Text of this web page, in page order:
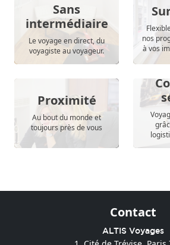
Sans
intermédiaire
Le voyage en direct, du
voyagiste au voyageur.
nos
à vos
Proximité
Au bout du monde et
toujours près de vous
Contact
ALTIS Voyages